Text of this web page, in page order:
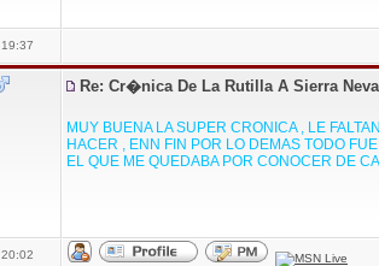
Re: Cr�nica De La Rutilla A Sierra
MUY BUENA LA SUPER CRONICA , LE
HACER , ENN FIN POR LO DEMAS TODO
EL QUE ME QUEDABA POR CONOCER DE